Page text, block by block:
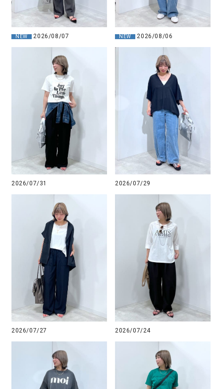
NEW 2026/08/07 NEW 2026/08/06
2026/07/31 2026/07/29
2026/07/27 2026/07/24